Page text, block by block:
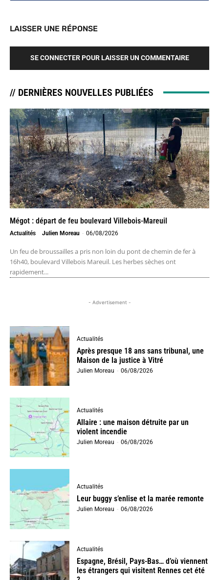
LAISSER UNE RÉPONSE
SE CONNECTER POUR LAISSER UN COMMENTAIRE
// DERNIÈRES NOUVELLES PUBLIÉES
Mégot : départ de feu boulevard Villebois-Mareuil
Actualités Julien Moreau - 06/08/2026
Un feu de broussailles a pris non loin du pont de chemin de fer à
16h40, boulevard Villebois Mareuil. Les herbes sèches ont
rapidement...
- Advertisement -
Actualités
Après presque 18 ans sans tribunal, une
Maison de la justice à Vitré
Julien Moreau - 06/08/2026
Actualités
Allaire : une maison détruite par un
violent incendie
Julien Moreau - 06/08/2026
Actualités
Leur buggy s’enlise et la marée remonte
Julien Moreau - 06/08/2026
Actualités
Espagne, Brésil, Pays-Bas… d’où viennent
les étrangers qui visitent Rennes cet été